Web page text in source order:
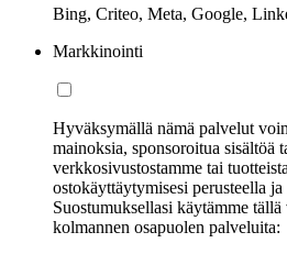
Bing, Criteo, Meta, Google,
Markkinointi
Hyväksymällä nämä palvelut
mainoksia, sponsoroitua sisältöä
verkkosivustostamme tai
ostokäyttäytymisesi perusteella
Suostumuksellasi käytämme
kolmannen osapuolen palveluita: